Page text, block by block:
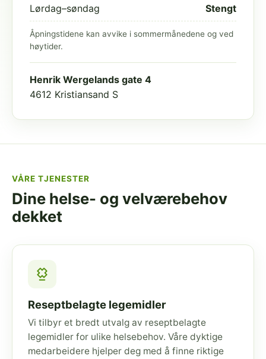
Lørdag–søndag Stengt
Åpningstidene kan avvike i sommermånedene og ved
høytider.
Henrik Wergelands gate 4
4612 Kristiansand S
VÅRE TJENESTER
Dine helse- og velværebehov
dekket
Reseptbelagte legemidler
Vi tilbyr et bredt utvalg av reseptbelagte
legemidler for ulike helsebehov. Våre dyktige
medarbeidere hjelper deg med å finne riktige